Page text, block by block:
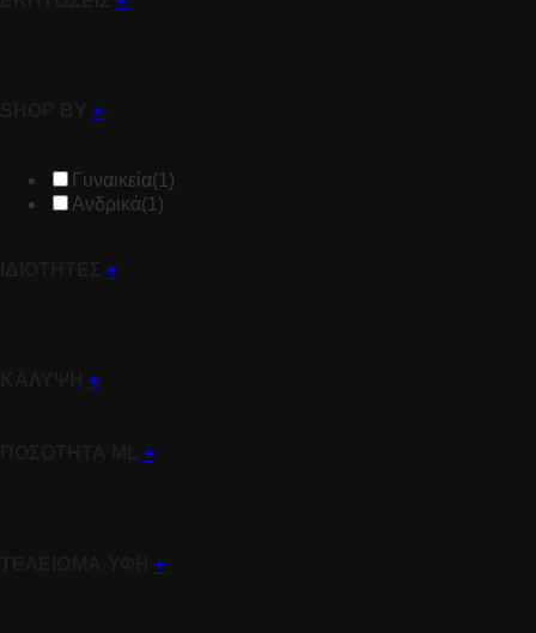
+
Γυναικεία(1)
Ανδρικά(1)
+
+
+
+